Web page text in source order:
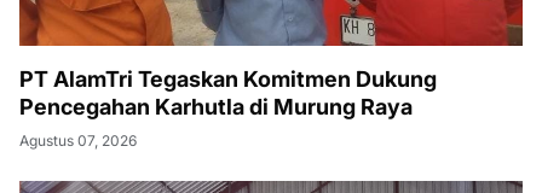
PT AlamTri Tegaskan Komitmen Dukung
Pencegahan Karhutla di Murung Raya
Agustus 07, 2026